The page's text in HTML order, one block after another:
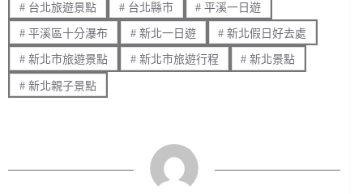
#台北旅遊景點 #台北縣市 # 平溪一日遊
#平溪區十分瀑布 #新北一日遊 # 新北假日好去處
#新北市旅遊景點 #新北市旅遊行程 # 新北景點
#新北親子景點